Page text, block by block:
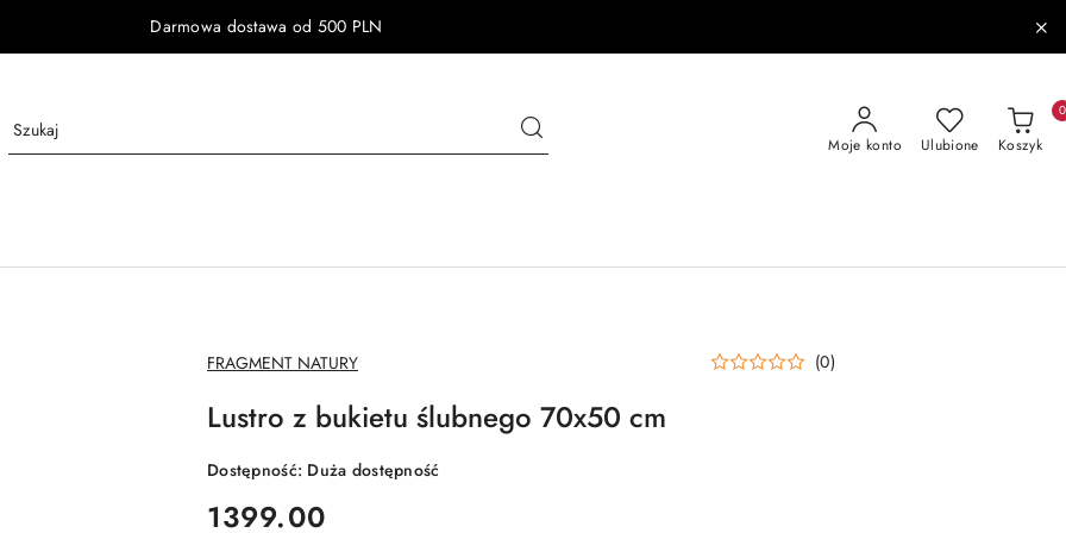
Darmowa dostawa od 500 PLN
Moje konto Ulubione Koszyk
0
NAZWA
PRODUCENTA:
FRAGMENT NATURY (0)
Lustro z bukietu ślubnego 70x50 cm
Dostępność: Duża dostępność
cena:
1399.00